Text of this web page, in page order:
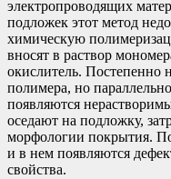
электропроводящих
подложек этот метод
химическую
вносят в раствор
окислитель. Постепенно
полимера, но
появляются
оседают на подложку,
морфологии покрытия.
и в нем появляются
свойства.